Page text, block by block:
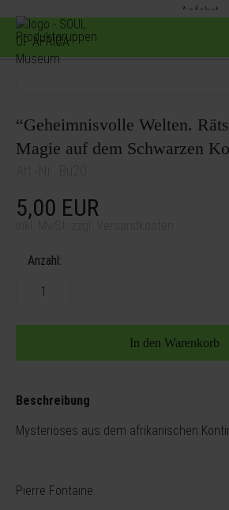
Produktgruppen
“Geheimnisvolle Welten.
Magie auf dem Schwarzen
5,00 EUR
Anzahl:
Beschreibung
Mysteriöses aus dem afrikanischen
Pierre Fontaine.